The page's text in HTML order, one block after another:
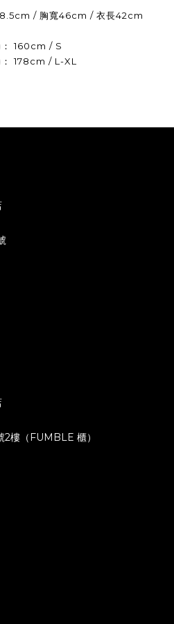
/ 胸寬46cm / 衣長42cm
160cm / S
178cm / L-XL
2樓（FUMBLE 櫃）